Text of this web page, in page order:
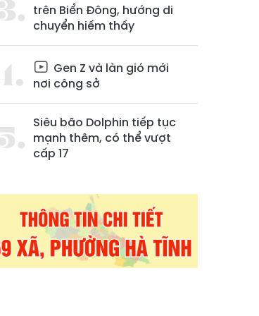
trên Biển Đông, hướng di
chuyển hiếm thấy
Gen Z và làn gió mới
nơi công sở
Siêu bão Dolphin tiếp tục
mạnh thêm, có thể vượt
cấp 17